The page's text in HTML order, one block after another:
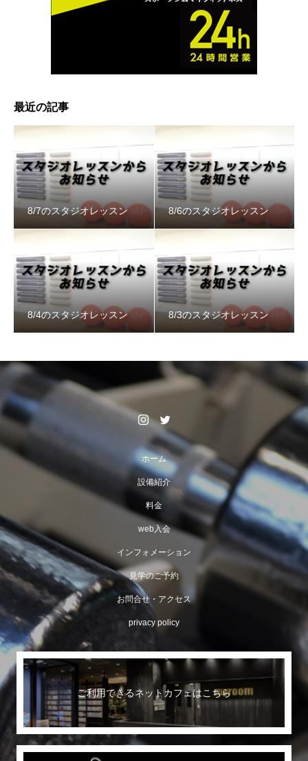
最近の記事
8/7のスタジオレッスン 8/6のスタジオレッスン
8/4のスタジオレッスン 8/3のスタジオレッスン
ホーム
設備紹介
料金
web入会
インフォメーション
見学のご予約
お問合せ・アクセス
privacy policy
ご利用できるネットカフェはこちら